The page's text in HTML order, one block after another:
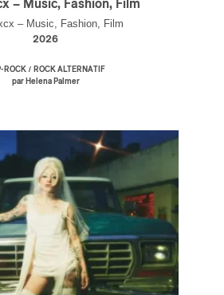
– Music, Fashion, Film
– Music, Fashion, Film
2026
ROCK / ROCK ALTERNATIF
par Helena Palmer